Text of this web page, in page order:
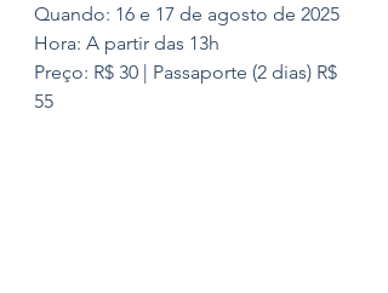
Quando: 16 e 17 de agosto de 2025
Hora: A partir das 13h
Preço: R$ 30 | Passaporte (2 dias) R$
55